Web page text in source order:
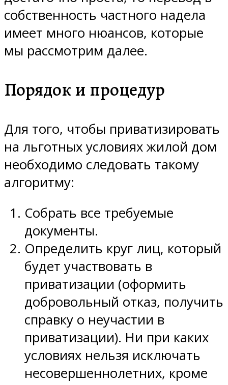
собственность частного надела
имеет много нюансов, которые
мы рассмотрим далее.
Порядок и процедур
Для того, чтобы приватизировать
на льготных условиях жилой дом
необходимо следовать такому
алгоритму:
Собрать все требуемые
документы.
Определить круг лиц, который
будет участвовать в
приватизации (оформить
добровольный отказ, получить
справку о неучастии в
приватизации). Ни при каких
условиях нельзя исключать
несовершеннолетних, кроме